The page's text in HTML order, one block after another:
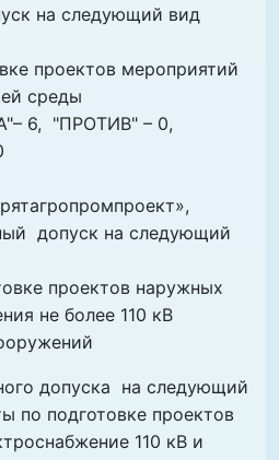
на следующий вид
проектов мероприятий
среды
6, "ПРОТИВ" – 0,
допуск на следующий
проектов наружных
не более 110 кВ
допуска на следующий
по подготовке проектов
110 кВ и